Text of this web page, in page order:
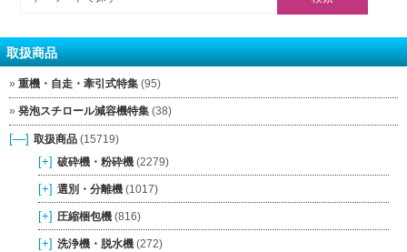
取扱商品
重機・自走・牽引式特集 (95)
発泡スチロール減容機特集 (38)
[—] 取扱商品 (15719)
[+] 破砕機・粉砕機 (2279)
[+] 選別・分離機 (1017)
[+] 圧縮梱包機 (816)
[+] 洗浄機・脱水機 (272)